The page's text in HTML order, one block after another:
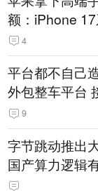
额：iPhone
4
平台都不自己
外包整车平台
9
字节跳动推出
国产算力逻辑